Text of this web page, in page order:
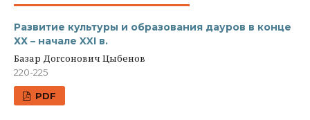
Развитие культуры и образования дауров в конце
ХХ – начале XXI в.
Базар Догсонович Цыбенов
220-225
PDF